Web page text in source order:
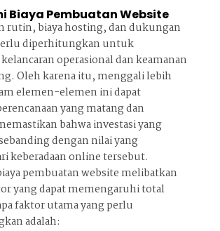
Biaya Pembuatan Website
rutin, biaya hosting, dan dukungan
diperhitungkan untuk
operasional dan keamanan
Oleh karena itu, menggali lebih
elemen-elemen ini dapat
yang matang dan
bahwa investasi yang
dengan nilai yang
keberadaan online tersebut.
pembuatan website melibatkan
yang dapat memengaruhi total
faktor utama yang perlu
adalah: